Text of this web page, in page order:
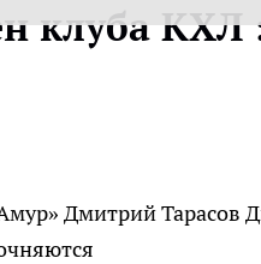
клуба
Дмитрий Тарасов